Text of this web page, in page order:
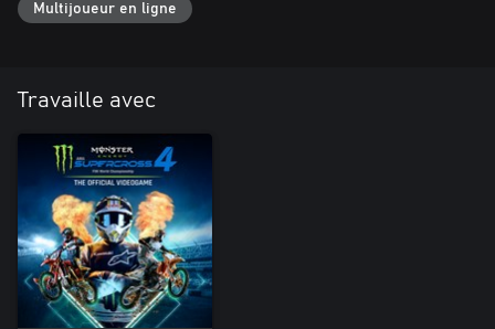
Multijoueur en ligne
Travaille avec